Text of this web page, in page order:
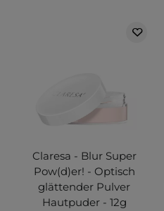
Claresa - Blur Super
Pow(d)er! - Optisch
glättender Pulver
Hautpuder - 12g